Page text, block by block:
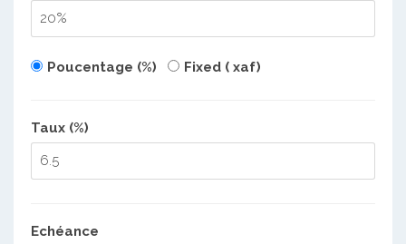
Poucentage (%) Fixed ( xaf)
Taux (%)
Echéance